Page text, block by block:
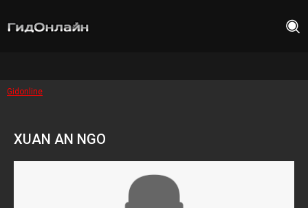
Gidonline
XUAN AN NGO